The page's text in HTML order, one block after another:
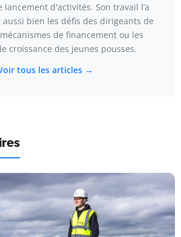
d'activités. Son travail l’a
bien les défis des dirigeants de
de financement ou les
croissance des jeunes pousses.
tous les articles →